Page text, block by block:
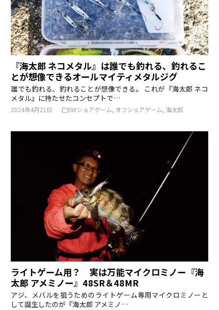
『海太郎 ネコメタル』は誰でも釣れる、釣れるこ
とが想像できるオールマイティメタルジグ
誰でも釣れる、釣れることが想像できる。 これが『海太郎 ネコ
メタル』に持たせたコンセプトで…
2024年4月21日 SWショアゲーム, オフショアゲーム,海太郎
ライトゲーム用？ 実は万能マイクロミノー『海
太郎 アメミノー』48SR＆48MR
アジ、メバルを狙うためのライトゲーム専用マイクロミノーと
して誕生したのが『海太郎 アメミノ…